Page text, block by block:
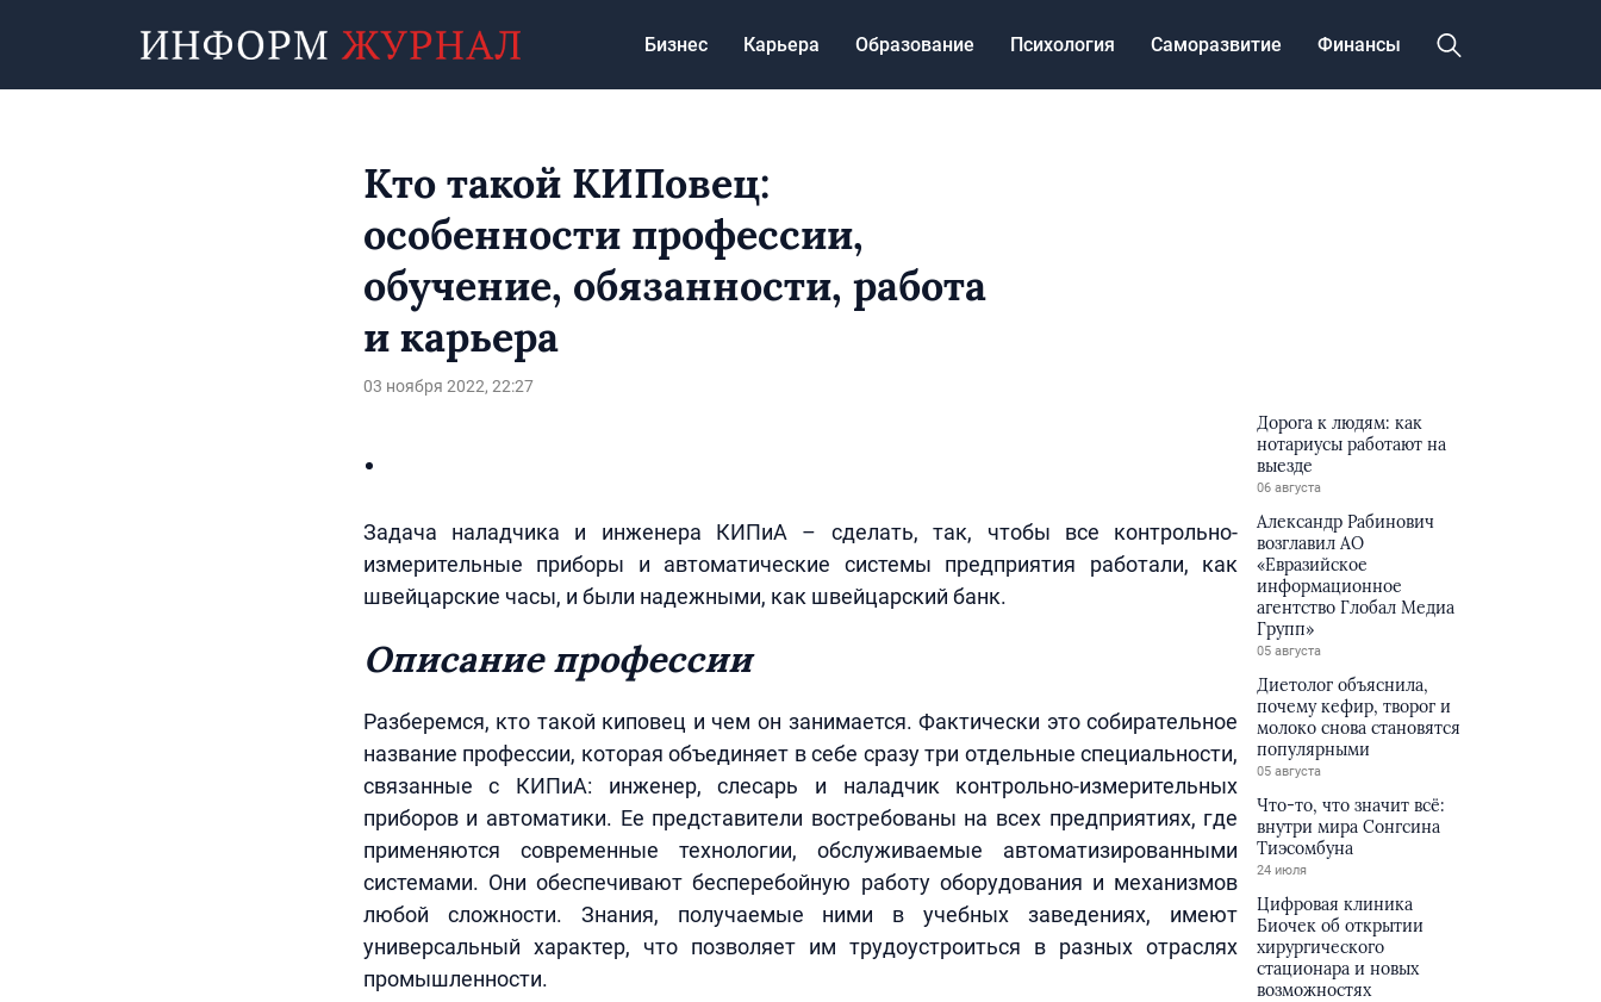
Бизнес Карьера Образование Психология Саморазвитие Финансы
Кто такой КИПовец:
особенности профессии,
обучение, обязанности, работа
и карьера
03 ноября 2022, 22:27
Задача наладчика и инженера КИПиА – сделать, так, чтобы все контрольно-
измерительные приборы и автоматические системы предприятия работали, как
швейцарские часы, и были надежными, как швейцарский банк.
Описание профессии
Разберемся, кто такой киповец и чем он занимается. Фактически это собирательное
название профессии, которая объединяет в себе сразу три отдельные специальности,
связанные с КИПиА: инженер, слесарь и наладчик контрольно-измерительных
приборов и автоматики. Ее представители востребованы на всех предприятиях, где
применяются современные технологии, обслуживаемые автоматизированными
системами. Они обеспечивают бесперебойную работу оборудования и механизмов
любой сложности. Знания, получаемые ними в учебных заведениях, имеют
универсальный характер, что позволяет им трудоустроиться в разных отраслях
промышленности.
Дорога к людям: как
нотариусы работают на
выезде
06 августа
Александр Рабинович
возглавил АО
«Евразийское
информационное
агентство Глобал Медиа
Групп»
05 августа
Диетолог объяснила,
почему кефир, творог и
молоко снова становятся
популярными
05 августа
Что-то, что значит всё:
внутри мира Сонгсина
Тиэсомбуна
24 июля
Цифровая клиника
Биочек об открытии
хирургического
стационара и новых
возможностях